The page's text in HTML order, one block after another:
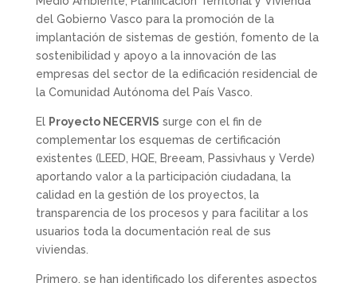
del Gobierno Vasco para la promoción de la
implantación de sistemas de gestión, fomento de la
sostenibilidad y apoyo a la innovación de las
empresas del sector de la edificación residencial de
la Comunidad Autónoma del País Vasco.
El Proyecto NECERVIS surge con el fin de
complementar los esquemas de certificación
existentes (LEED, HQE, Breeam, Passivhaus y Verde)
aportando valor a la participación ciudadana, la
calidad en la gestión de los proyectos, la
transparencia de los procesos y para facilitar a los
usuarios toda la documentación real de sus
viviendas.
Primero, se han identificado los diferentes aspectos